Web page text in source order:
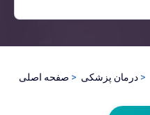
صفحه اصلی درمان پزشکی